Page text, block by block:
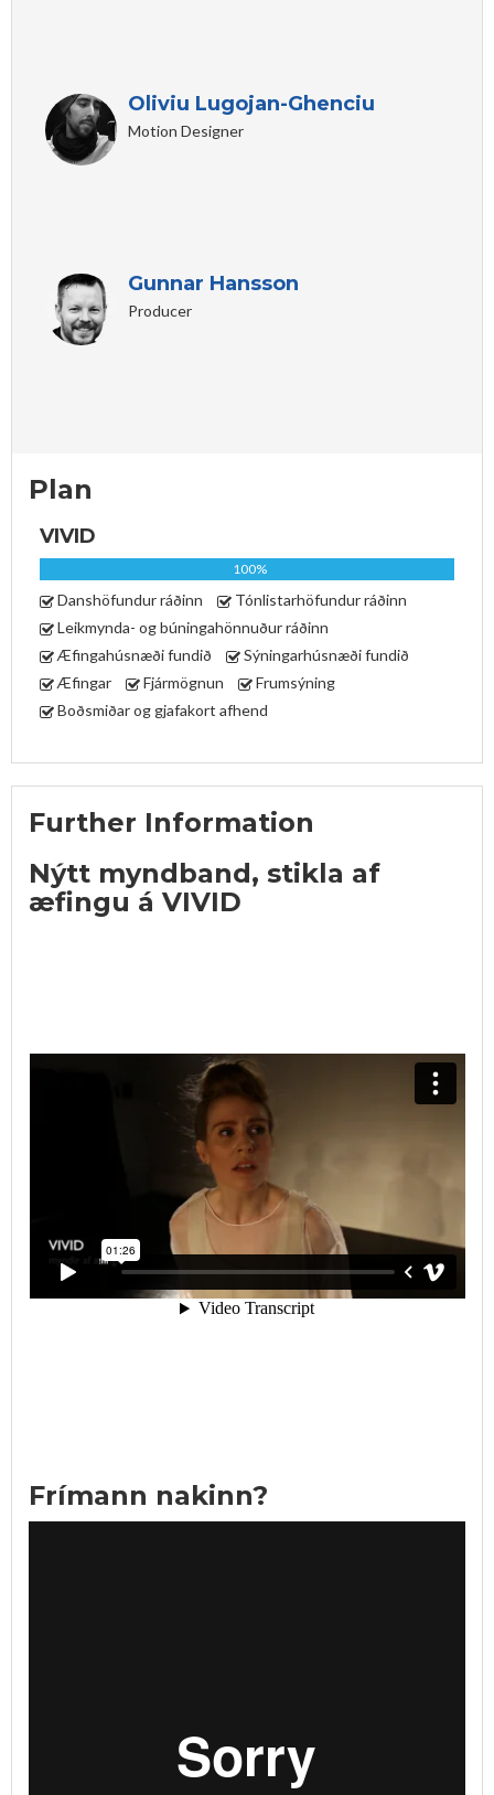
Oliviu Lugojan-Ghenciu
Motion Designer
Gunnar Hansson
Producer
Plan
VIVID
100%
Danshöfundur ráðinn
Tónlistarhöfundur ráðinn
Leikmynda- og búningahönnuður ráðinn
Æfingahúsnæði fundið
Sýningarhúsnæði fundið
Æfingar
Fjármögnun
Frumsýning
Boðsmiðar og gjafakort afhend
Further Information
Nýtt myndband, stikla af
æfingu á VIVID
Frímann nakinn?